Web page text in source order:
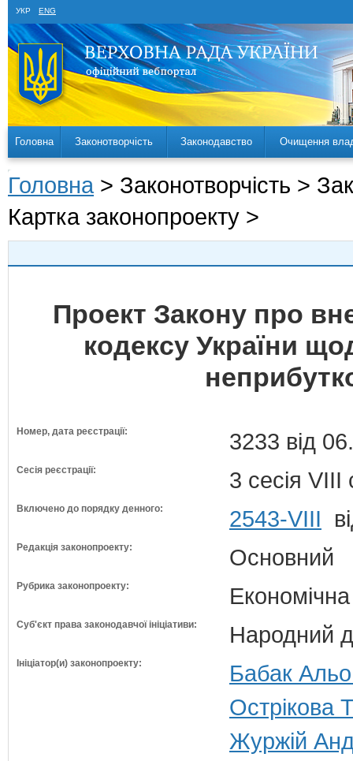
УКР ENG
Головна Законотворчість Законодавство Очищення
Головна > Законотворчість >
Картка законопроекту >
Проект Закону про
кодексу України
Номер, дата реєстрації: 3233 від
Сесія реєстрації: 3 сесія VIII
Включено до порядку денного: 2543-VIII
Редакція законопроекту: Основний
Рубрика законопроекту:
Суб'єкт права законодавчої ініціативи: Народний
Ініціатор(и) законопроекту:
Бабак
Острікова
Журжій